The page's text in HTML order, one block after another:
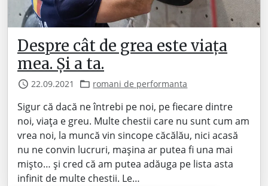
Despre cât de grea este viața
mea. Și a ta.
22.09.2021 romani de performanta
Sigur că dacă ne întrebi pe noi, pe fiecare dintre
noi, viața e greu. Multe chestii care nu sunt cum am
vrea noi, la muncă vin sincope căcălău, nici acasă
nu ne convin lucruri, mașina ar putea fi una mai
mișto… și cred că am putea adăuga pe lista asta
infinit de multe chestii. Le…